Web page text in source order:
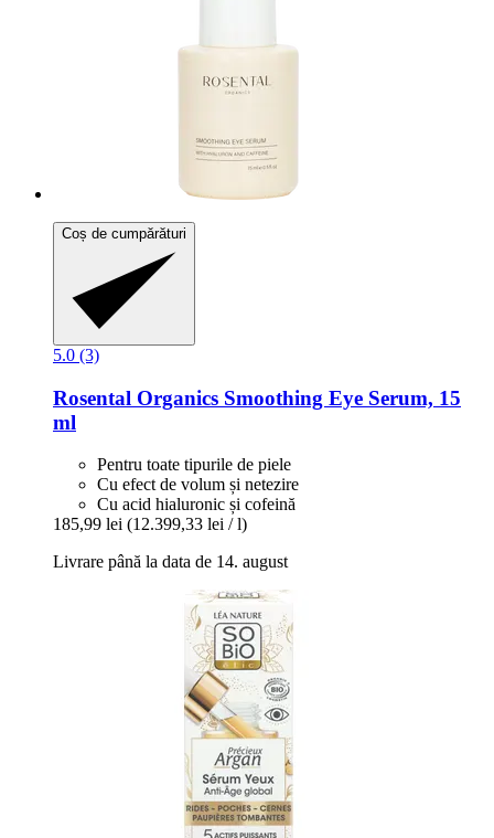
Coș de cumpărături
5.0 (3)
Rosental Organics Smoothing Eye Serum, 15
ml
Pentru toate tipurile de piele
Cu efect de volum și netezire
Cu acid hialuronic și cofeină
185,99 lei (12.399,33 lei / l)
Livrare până la data de 14. august